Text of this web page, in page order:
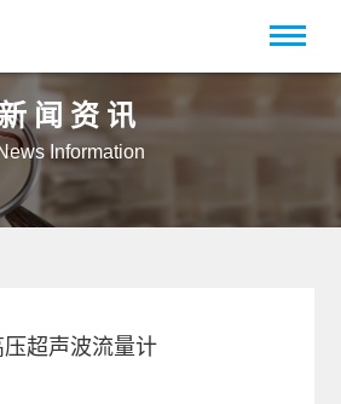
闻资讯
Information
压超声波流量计